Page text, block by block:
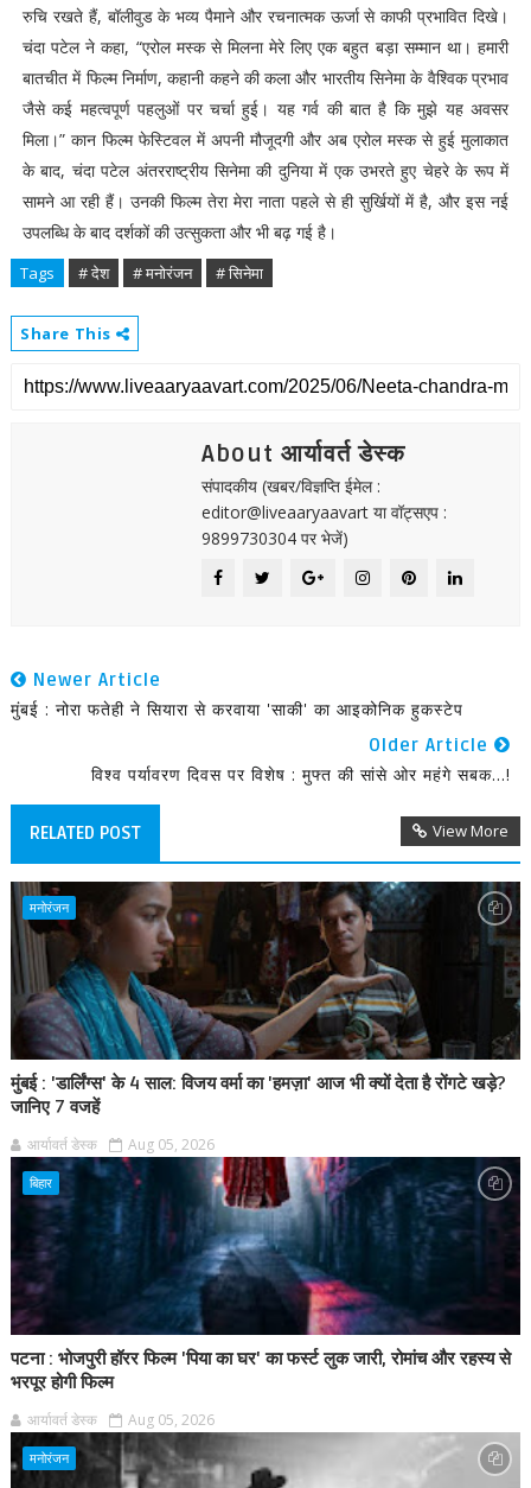
रुचि रखते हैं, बॉलीवुड के भव्य पैमाने और रचनात्मक ऊर्जा से काफी प्रभावित दिखे।
चंदा पटेल ने कहा, “एरोल मस्क से मिलना मेरे लिए एक बहुत बड़ा सम्मान था। हमारी
बातचीत में फिल्म निर्माण, कहानी कहने की कला और भारतीय सिनेमा के वैश्विक प्रभाव
जैसे कई महत्वपूर्ण पहलुओं पर चर्चा हुई। यह गर्व की बात है कि मुझे यह अवसर
मिला।” कान फिल्म फेस्टिवल में अपनी मौजूदगी और अब एरोल मस्क से हुई मुलाकात
के बाद, चंदा पटेल अंतरराष्ट्रीय सिनेमा की दुनिया में एक उभरते हुए चेहरे के रूप में
सामने आ रही हैं। उनकी फिल्म तेरा मेरा नाता पहले से ही सुर्खियों में है, और इस नई
उपलब्धि के बाद दर्शकों की उत्सुकता और भी बढ़ गई है।
Tags # देश # मनोरंजन # सिनेमा
Share This
About आर्यावर्त डेस्क
संपादकीय (खबर/विज्ञप्ति ईमेल :
editor@liveaaryaavart या वॉट्सएप :
9899730304 पर भेजें)
Newer Article
मुंबई : नोरा फतेही ने सियारा से करवाया 'साकी' का आइकोनिक हुकस्टेप
Older Article
विश्व पर्यावरण दिवस पर विशेष : मुफ्त की सांसे ओर महंगे सबक...!
RELATED POST View More
मनोरंजन
मुंबई : 'डार्लिंग्स' के 4 साल: विजय वर्मा का 'हमज़ा' आज भी क्यों देता है रोंगटे खड़े?
जानिए 7 वजहें
आर्यावर्त डेस्क Aug 05, 2026
बिहार
पटना : भोजपुरी हॉरर फिल्म 'पिया का घर' का फर्स्ट लुक जारी, रोमांच और रहस्य से
भरपूर होगी फिल्म
आर्यावर्त डेस्क Aug 05, 2026
मनोरंजन